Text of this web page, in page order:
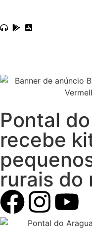
Pontal
recebe
rurais do